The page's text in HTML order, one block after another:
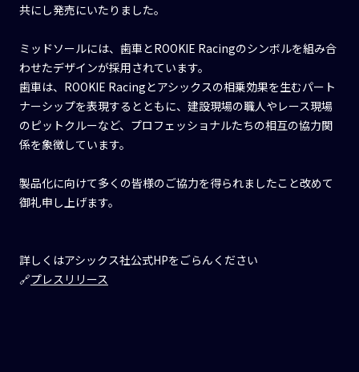
共にし発売にいたりました。
ミッドソールには、歯車とROOKIE Racingのシンボルを組み合
わせたデザインが採用されています。
歯車は、ROOKIE Racingとアシックスの相乗効果を生むパート
ナーシップを表現するとともに、建設現場の職人やレース現場
のピットクルーなど、プロフェッショナルたちの相互の協力関
係を象徴しています。
製品化に向けて多くの皆様のご協力を得られましたこと改めて
御礼申し上げます。
詳しくはアシックス社公式HPをごらんください
🔗プレスリリース